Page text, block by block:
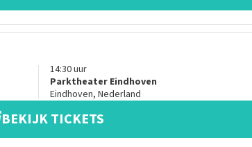
14:30uur
Parktheater Eindhoven
Eindhoven, Nederland
BEKIJK TICKETS